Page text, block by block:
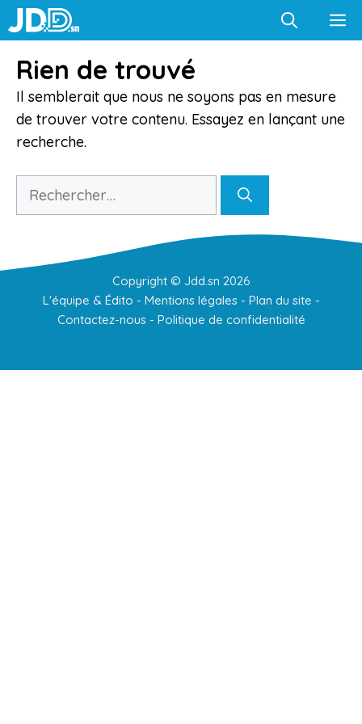
Aller
au
Rien de trouvé
Il semblerait que nous ne soyons pas en mesure
de trouver votre contenu. Essayez en lançant une
recherche.
Rechercher :
Copyright © Jdd.sn 2026
L'équipe & Édito - Mentions légales- Plan du site -
Contactez-nous- Politique de confidentialité